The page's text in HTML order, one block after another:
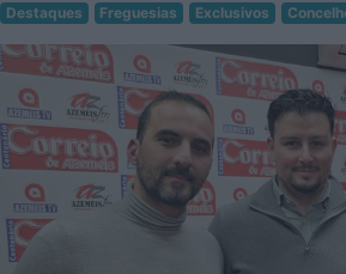
Destaques Freguesias Exclusivos